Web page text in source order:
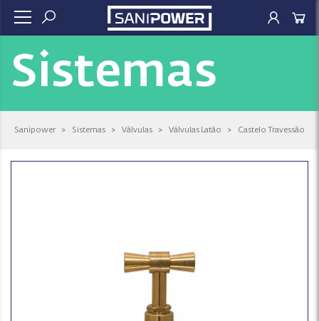
Sistemas
Sanipower > Sistemas > Válvulas > Válvulas Latão > Castelo Travessão